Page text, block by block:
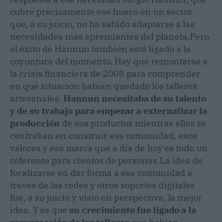
cubre precisamente ese hueco en un sector
que, a su juicio, no ha sabido adaptarse a las
necesidades más apremiantes del planeta.Pero
el éxito de Hannun también está ligado a la
coyuntura del momento. Hay que remontarse a
la crisis financiera de 2008 para comprender
en qué situación habían quedado los talleres
artesanales. Hannun necesitaba de su talento
y de su trabajo para empezar a externalizar la
producción de sus productos mientras ellos se
centraban en construir esa comunidad, esos
valores y esa marca que a día de hoy es todo un
referente para cientos de personas.La idea de
focalizarse en dar forma a esa comunidad a
través de las redes y otros soportes digitales
fue, a su juicio y visto en perspectiva, la mejor
idea. Y es que su crecimiento fue ligado a la